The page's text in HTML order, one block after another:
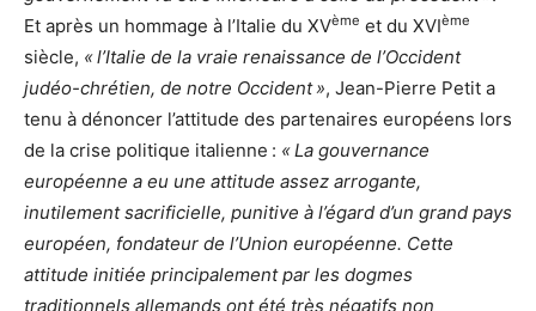
Et après un hommage à l’Italie du XVème et du XVIème
siècle, « l’Italie de la vraie renaissance de l’Occident
judéo-chrétien, de notre Occident », Jean-Pierre Petit a
tenu à dénoncer l’attitude des partenaires européens lors
de la crise politique italienne : « La gouvernance
européenne a eu une attitude assez arrogante,
inutilement sacrificielle, punitive à l’égard d’un grand pays
européen, fondateur de l’Union européenne. Cette
attitude initiée principalement par les dogmes
traditionnels allemands ont été très négatifs non